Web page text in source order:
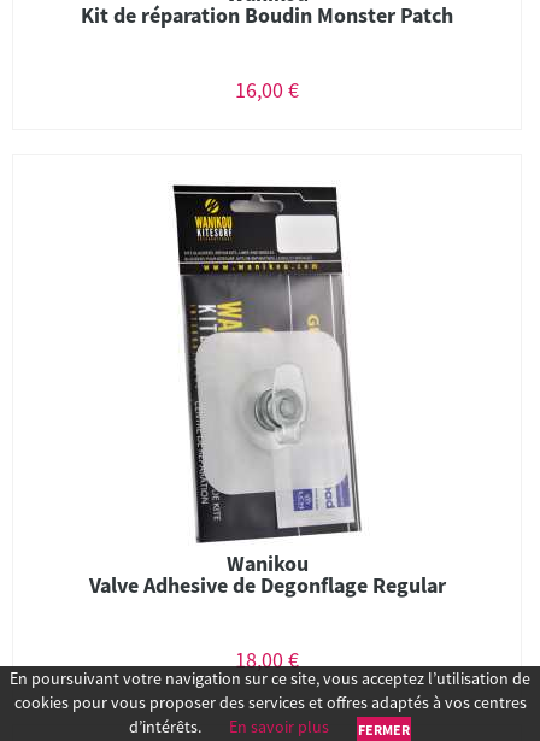
Kit de réparation Boudin Monster Patch
16,00 €
Wanikou
Valve Adhesive de Degonflage Regular
18,00 €
En poursuivant votre navigation sur ce site, vous acceptez l’utilisation de
cookies pour vous proposer des services et offres adaptés à vos centres
d’intérêts.
En savoir plus FERMER